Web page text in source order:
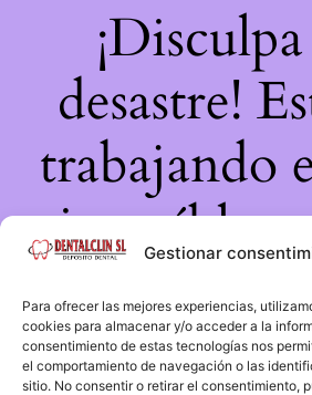
Gestionar
Para ofrecer las mejores experiencias,
cookies para almacenar y/o acceder a la
consentimiento de estas tecnologías nos
el comportamiento de navegación o las
sitio. No consentir o retirar el consentimiento,
desastre!
trabajando
increíble,